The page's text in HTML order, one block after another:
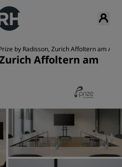
by Radisson, Zurich Affoltern am Albis
Affoltern am